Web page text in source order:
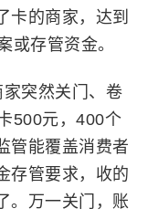
卡的商家，达到
或存管资金。
突然关门、卷
500元，400个
管能覆盖消费者
存管要求，收的
。万一关门，账